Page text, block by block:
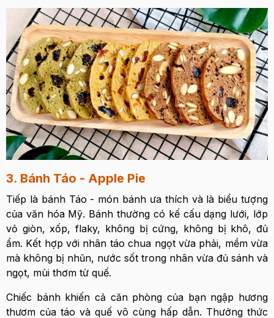
3. Bánh Táo - Apple Pie
Tiếp là bánh Táo - món bánh ưa thích và là biểu tượng
của văn hóa Mỹ. Bánh thường có kế cấu dạng lưới, lớp
vỏ giòn, xốp, flaky, không bị cứng, không bị khô, đủ
ẩm. Kết hợp với nhân táo chua ngọt vừa phải, mềm vừa
mà không bị nhũn, nước sốt trong nhân vừa đủ sánh và
ngọt, mùi thơm từ quế.
Chiếc bánh khiến cả căn phòng của bạn ngập hương
thươm của táo và quế vô cùng hấp dẫn. Thưởng thức